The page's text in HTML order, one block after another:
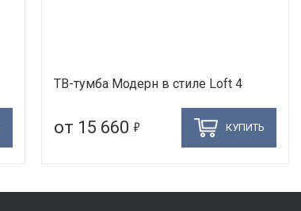
ТВ-тумба Модерн в стиле Loft 4
от 15 660 5 КУПИТЬ